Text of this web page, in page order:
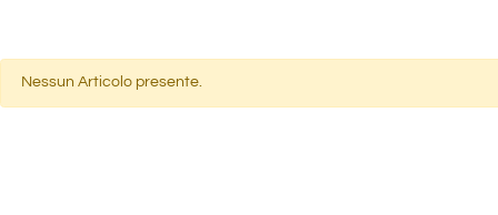
Nessun Articolo presente.